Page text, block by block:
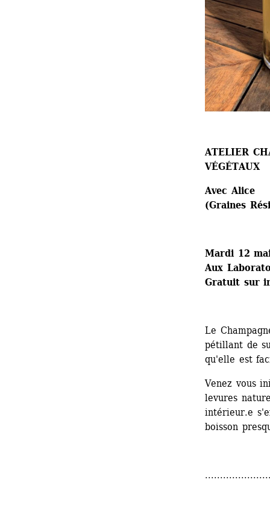
ATELIER
VÉGÉTAUX
Avec Alice
(Graines
Mardi 12
Aux
Gratuit sur
Le
pétillant de
qu'elle est
Venez vous
levures
intérieur.e
boisson